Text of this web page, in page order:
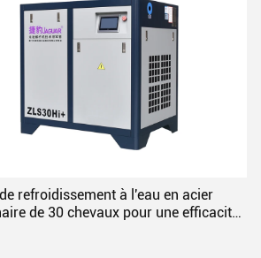
refroidissement à l'eau en acier
de 30 chevaux pour une efficacité